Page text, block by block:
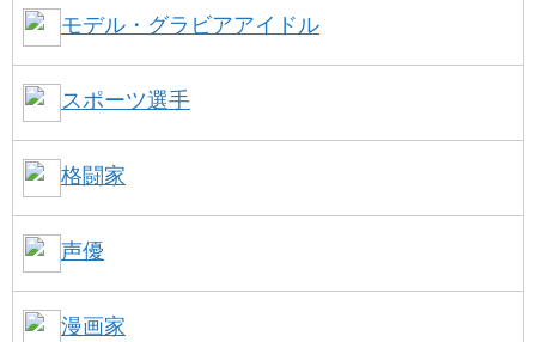
モデル・グラビアアイドル
スポーツ選手
格闘家
声優
漫画家